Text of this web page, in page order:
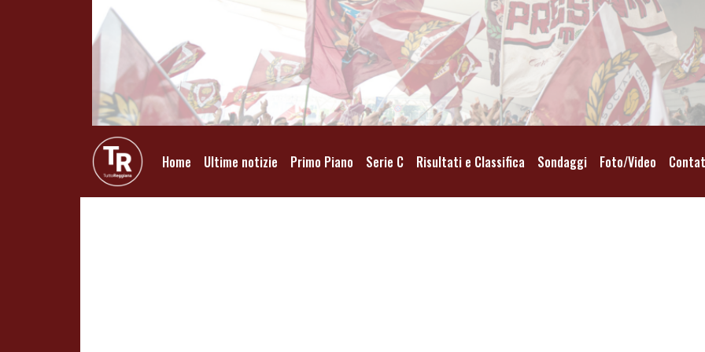
Home Ultime notizie Primo Piano Serie C Risultati e Classifica Sondaggi Foto/Video